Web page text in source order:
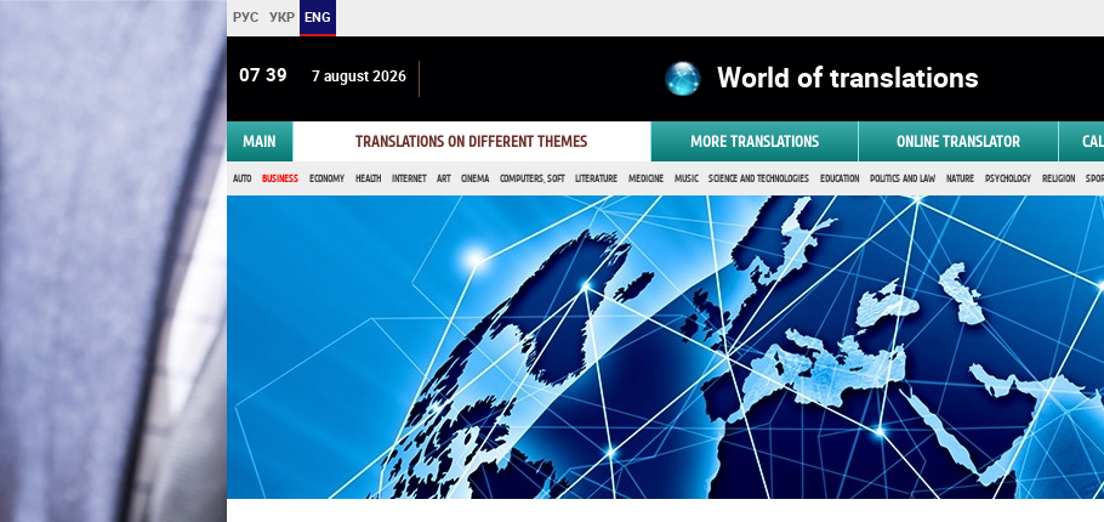
РУС УКР ENG
07:40 7 august 2026 World of translations
MAIN TRANSLATIONS ON DIFFERENT THEMES MORE TRANSLATIONS ONLINE TRANSLATOR
AUTO BUSINESS ECONOMY HEALTH INTERNET ART CINEMA COMPUTERS, SOFT LITERATURE MEDICINE MUSIC SCIENCE AND TECHNOLOGIES EDUCATION POLITICS AND LAW NATURE PSYCHOLOGY RELIGION